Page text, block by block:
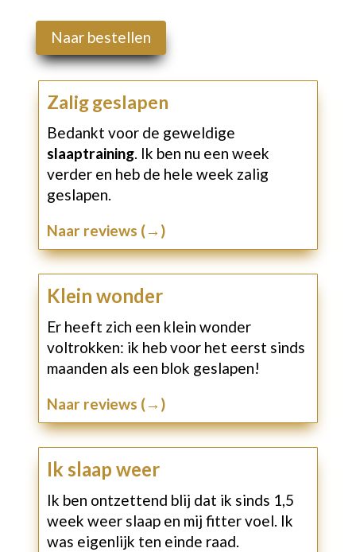
Naar bestellen
Zalig geslapen
Bedankt voor de geweldige
slaaptraining. Ik ben nu een week
verder en heb de hele week zalig
geslapen.
Naar reviews (→)
Klein wonder
Er heeft zich een klein wonder
voltrokken: ik heb voor het eerst sinds
maanden als een blok geslapen!
Naar reviews (→)
Ik slaap weer
Ik ben ontzettend blij dat ik sinds 1,5
week weer slaap en mij fitter voel. Ik
was eigenlijk ten einde raad.